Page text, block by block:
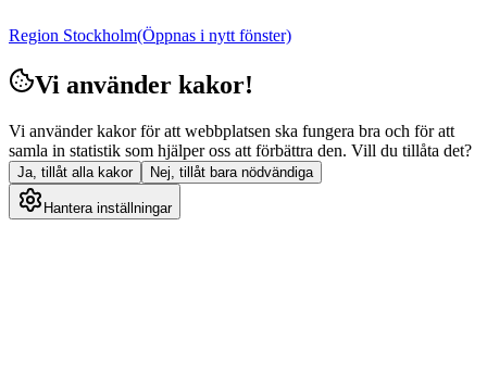
Region Stockholm(Öppnas i nytt fönster)
Vi använder kakor!
Vi använder kakor för att webbplatsen ska fungera bra och för att
samla in statistik som hjälper oss att förbättra den. Vill du tillåta det?
Ja, tillåt alla kakor Nej, tillåt bara nödvändiga
Hantera inställningar